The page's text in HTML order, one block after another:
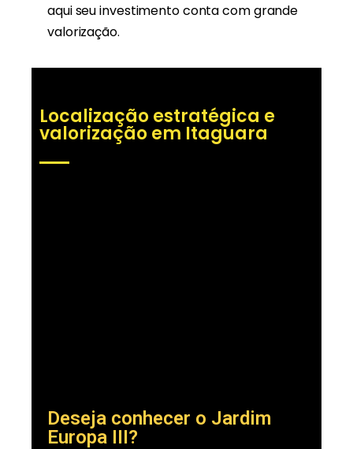
aqui seu investimento conta com grande
valorização.
Localização estratégica e
valorização em Itaguara
Deseja conhecer o Jardim
Europa III?